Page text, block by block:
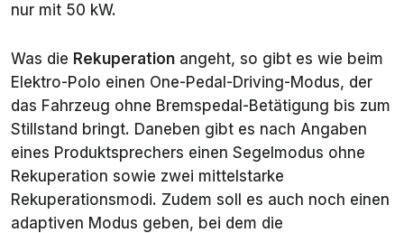
nur mit 50 kW.
Was die Rekuperation angeht, so gibt es wie beim
Elektro-Polo einen One-Pedal-Driving-Modus, der
das Fahrzeug ohne Bremspedal-Betätigung bis zum
Stillstand bringt. Daneben gibt es nach Angaben
eines Produktsprechers einen Segelmodus ohne
Rekuperation sowie zwei mittelstarke
Rekuperationsmodi. Zudem soll es auch noch einen
adaptiven Modus geben, bei dem die